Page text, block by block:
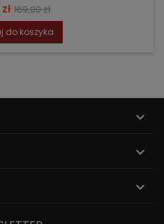
Cena
podstawowa
169,00 zł
do koszyka


